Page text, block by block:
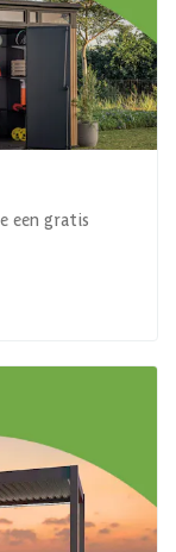
een gratis